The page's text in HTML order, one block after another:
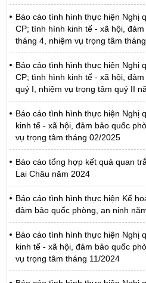
Báo cáo tình hình thực hiện Nghị
CP; tình hình kinh tế - xã hội,
tháng 4, nhiệm vụ trọng tâm
Báo cáo tình hình thực hiện Nghị
CP; tình hình kinh tế - xã hội,
quý I, nhiệm vụ trọng tâm quý II
Báo cáo tình hình thực hiện Nghị
kinh tế - xã hội, đảm bảo quốc
vụ trọng tâm tháng 02/2025
Báo cáo tổng hợp kết quả quan
Lai Châu năm 2024
Báo cáo tình hình thực hiện Kế
đảm bảo quốc phòng, an ninh
Báo cáo tình hình thực hiện Nghị
kinh tế - xã hội, đảm bảo quốc
vụ trọng tâm tháng 11/2024